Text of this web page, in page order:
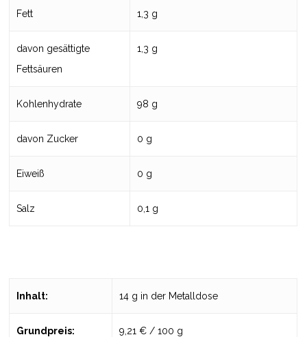
Fett 1,3 g
davon gesättigte
Fettsäuren
1,3 g
Kohlenhydrate 98 g
davon Zucker 0 g
Eiweiß 0 g
Salz 0,1 g
Inhalt: 14 g in der Metalldose
Grundpreis: 9,21 € / 100 g